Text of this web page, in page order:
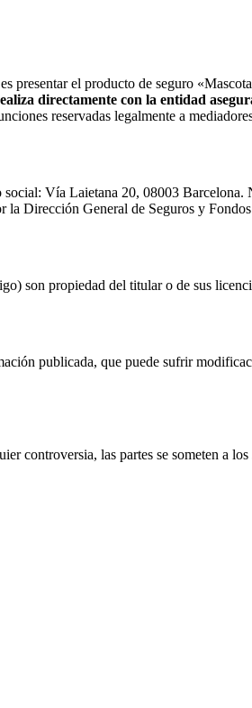
el producto de seguro
directamente con la entidad
reservadas legalmente a
social: Vía Laietana 20, 08003 Barcelona.
Dirección General de Seguros y
son propiedad del titular o de sus
publicada, que puede sufrir
controversia, las partes se someten a